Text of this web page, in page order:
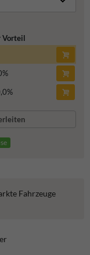
Vorteil
%
%
Fahrzeuge